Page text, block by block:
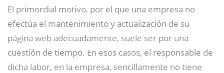
El primordial motivo, por el que una empresa no
efectúa el mantenimiento y actualización de su
página web adecuadamente, suele ser por una
cuestión de tiempo. En esos casos, el responsable de
dicha labor, en la empresa, sencillamente no tiene